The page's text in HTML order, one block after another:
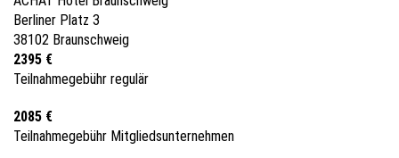
Berliner Platz 3
38102 Braunschweig
2395 €
Teilnahmegebühr regulär
2085 €
Teilnahmegebühr Mitgliedsunternehmen